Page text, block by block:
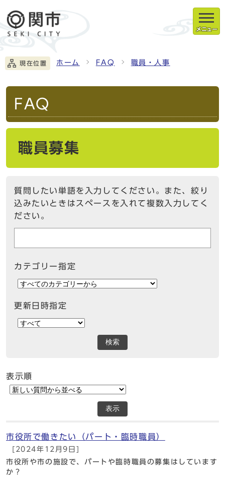
メニュー
現在位置 ホーム FAQ 職員・人事
FAQ
職員募集
質問したい単語を入力してください。また、絞り
込みたいときはスペースを入れて複数入力してく
ださい。
カテゴリー指定
更新日時指定
検索
表示順
表示
市役所で働きたい（パート・臨時職員）
[2024年12月9日]
市役所や市の施設で、パートや臨時職員の募集はしています
か？